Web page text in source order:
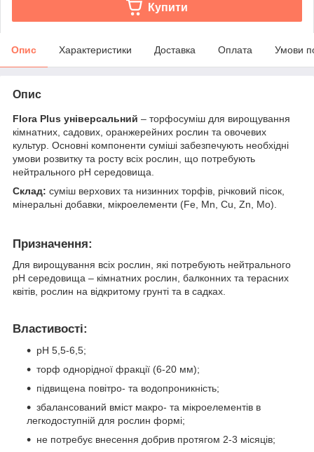
Купити
Опис Характеристики Доставка Оплата Умови
Опис
Flora Plus універсальний – торфосуміш для вирощування
кімнатних, садових, оранжерейних рослин та овочевих
культур. Основні компоненти суміші забезпечують необхідні
умови розвитку та росту всіх рослин, що потребують
нейтрального pH середовища.
Склад: суміш верхових та низинних торфів, річковий пісок,
мінеральні добавки, мікроелементи (Fe, Mn, Cu, Zn, Mo).
Призначення:
Для вирощування всіх рослин, які потребують нейтрального
рН середовища – кімнатних рослин, балконних та терасних
квітів, рослин на відкритому грунті та в садках.
Властивості:
рН 5,5-6,5;
торф однорідної фракції (6-20 мм);
підвищена повітро- та водопроникність;
збалансований вміст макро- та мікроелементів в
легкодоступній для рослин формі;
не потребує внесення добрив протягом 2-3 місяців;